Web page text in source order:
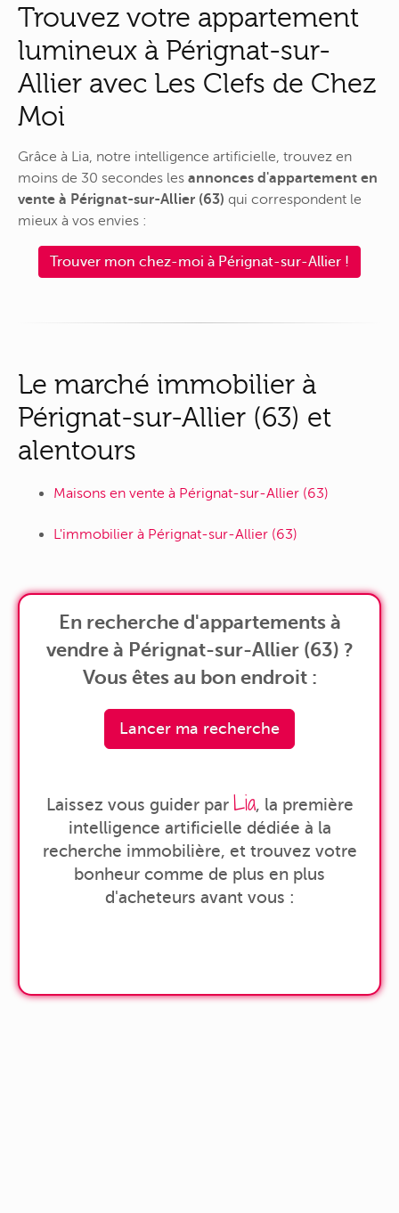
Trouvez votre appartement
lumineux à Pérignat-sur-
Allier avec Les Clefs de Chez
Moi
Grâce à Lia, notre intelligence artificielle, trouvez en
moins de 30 secondes les annonces d'appartement en
vente à Pérignat-sur-Allier (63) qui correspondent le
mieux à vos envies :
Trouver mon chez-moi à Pérignat-sur-Allier !
Le marché immobilier à
Pérignat-sur-Allier (63) et
alentours
Maisons en vente à Pérignat-sur-Allier (63)
L'immobilier à Pérignat-sur-Allier (63)
En recherche d'appartements à
vendre à Pérignat-sur-Allier (63) ?
Vous êtes au bon endroit :
Lancer ma recherche
Laissez vous guider par Lia, la première
intelligence artificielle dédiée à la
recherche immobilière, et trouvez votre
bonheur comme de plus en plus
d'acheteurs avant vous :